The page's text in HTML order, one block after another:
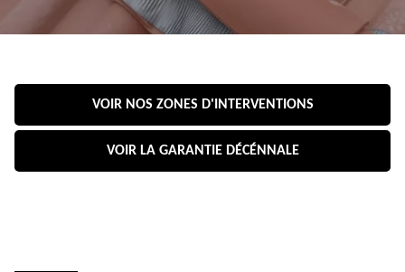
VOIR NOS ZONES D'INTERVENTIONS
VOIR LA GARANTIE DÉCÉNNALE